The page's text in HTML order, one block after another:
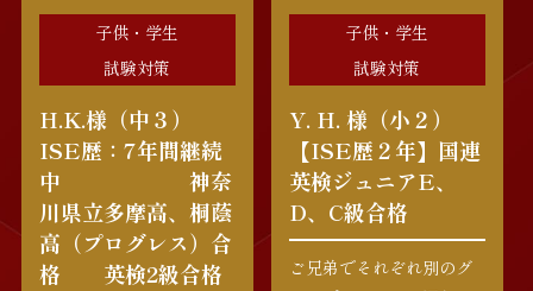
子供・学生
試験対策
H.K.様（中３）
ISE歴：7年間継続
中 神奈
川県立多摩高、桐蔭
高（プログレス）合
格 英検2級合格
子供・学生
試験対策
Y. H. 様（小２）
【ISE歴２年】国連
英検ジュニアE、
D、C級合格
ご兄弟でそれぞれ別のグ